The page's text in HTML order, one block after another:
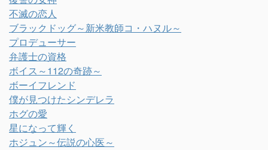
不滅の恋人
ブラックドッグ～新米教師コ・ハヌル～
プロデューサー
弁護士の資格
ボイス～112の奇跡～
ボーイフレンド
僕が見つけたシンデレラ
ホグの愛
星になって輝く
ホジュン～伝説の心医～